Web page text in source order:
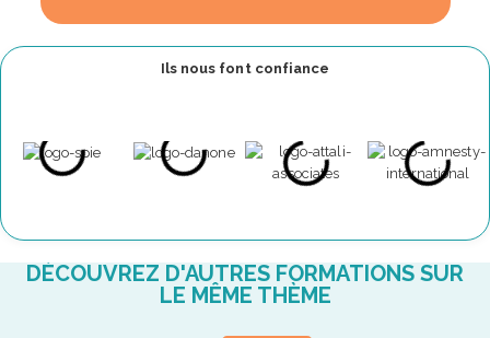
Ils nous font confiance
DÉCOUVREZ D'AUTRES FORMATIONS SUR
LE MÊME THÈME